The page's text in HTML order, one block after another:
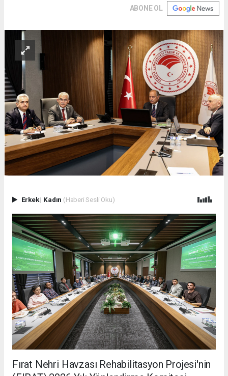
ABONE OL
Erkek| Kadın (Haberi Sesli Oku)
Fırat Nehri Havzası Rehabilitasyon Projesi'nin